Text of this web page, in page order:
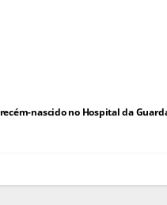
nascido no Hospital da